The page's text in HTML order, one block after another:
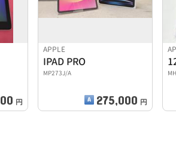
円
APPLE
IPAD PRO
MP273J/A
275,000 円